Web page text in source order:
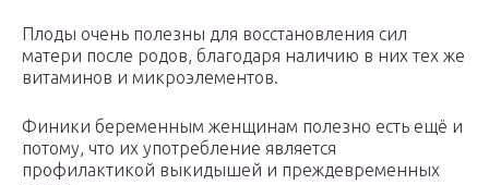
Плоды очень полезны для восстановления сил
матери после родов, благодаря наличию в них тех же
витаминов и микроэлементов.
Финики беременным женщинам полезно есть ещё и
потому, что их употребление является
профилактикой выкидышей и преждевременных